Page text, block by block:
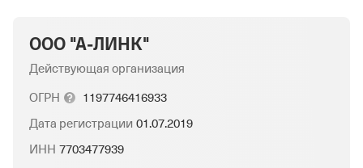
ООО "А-ЛИНК"
Действующая организация
ОГРН
1197746416933
Дата регистрации 01.07.2019
ИНН 7703477939